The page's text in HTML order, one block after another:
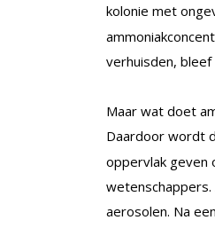
kolonie met
verhuisden,
Maar wat doet
Daardoor wordt
oppervlak geven
aerosolen. Na